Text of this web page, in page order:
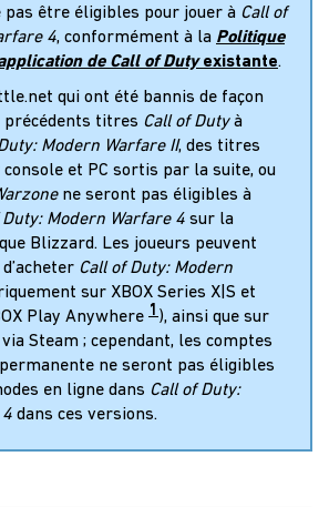
pas être éligibles pour jouer à Call of
4, conformément à la Politique
de Call of Dutyexistante.
qui ont été bannis de façon
précédents titres Call of Dutyà
Modern Warfare II, des titres
et PC sortis par la suite, ou
ne seront pas éligibles à
Duty: Modern Warfare 4 sur la
Blizzard. Les joueurs peuvent
Call of Duty: Modern
sur XBOX Series X|S et
Play Anywhere 1 ), ainsi que sur
Steam ; cependant, les comptes
ne seront pas éligibles
en ligne dans Call of Duty:
4 dans ces versions.